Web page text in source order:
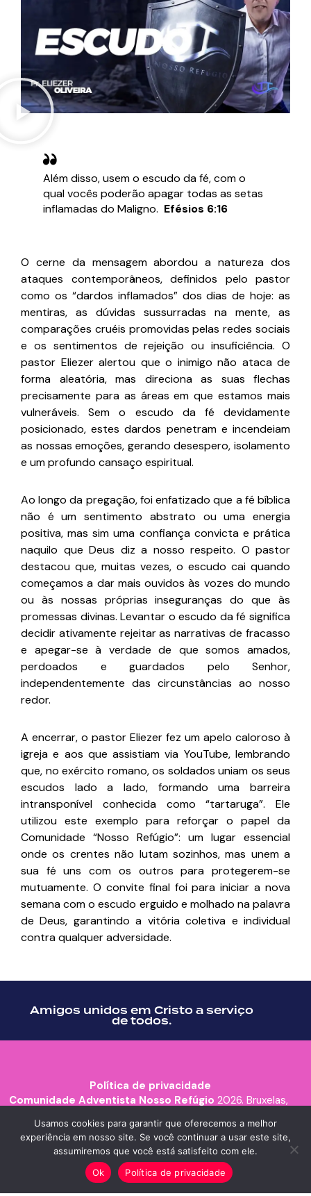
Além disso, usem o escudo da fé, com o
qual vocês poderão apagar todas as setas
inflamadas do Maligno. Efésios 6:16
O cerne da mensagem abordou a natureza dos
ataques contemporâneos, definidos pelo pastor
como os “dardos inflamados” dos dias de hoje: as
mentiras, as dúvidas sussurradas na mente, as
comparações cruéis promovidas pelas redes sociais
e os sentimentos de rejeição ou insuficiência. O
pastor Eliezer alertou que o inimigo não ataca de
forma aleatória, mas direciona as suas flechas
precisamente para as áreas em que estamos mais
vulneráveis. Sem o escudo da fé devidamente
posicionado, estes dardos penetram e incendeiam
as nossas emoções, gerando desespero, isolamento
e um profundo cansaço espiritual.
Ao longo da pregação, foi enfatizado que a fé bíblica
não é um sentimento abstrato ou uma energia
positiva, mas sim uma confiança convicta e prática
naquilo que Deus diz a nosso respeito. O pastor
destacou que, muitas vezes, o escudo cai quando
começamos a dar mais ouvidos às vozes do mundo
ou às nossas próprias inseguranças do que às
promessas divinas. Levantar o escudo da fé significa
decidir ativamente rejeitar as narrativas de fracasso
e apegar-se à verdade de que somos amados,
perdoados e guardados pelo Senhor,
independentemente das circunstâncias ao nosso
redor.
A encerrar, o pastor Eliezer fez um apelo caloroso à
igreja e aos que assistiam via YouTube, lembrando
que, no exército romano, os soldados uniam os seus
escudos lado a lado, formando uma barreira
intransponível conhecida como “tartaruga”. Ele
utilizou este exemplo para reforçar o papel da
Comunidade “Nosso Refúgio”: um lugar essencial
onde os crentes não lutam sozinhos, mas unem a
sua fé uns com os outros para protegerem-se
mutuamente. O convite final foi para iniciar a nova
semana com o escudo erguido e molhado na palavra
de Deus, garantindo a vitória coletiva e individual
contra qualquer adversidade.
Amigos unidos em Cristo a serviço
de todos.
Política de privacidade
Comunidade Adventista Nosso Refúgio 2026. Bruxelas,
Usamos cookies para garantir que oferecemos a melhor
experiência em nosso site. Se você continuar a usar este site,
assumiremos que você está satisfeito com ele.
Ok
Política de privacidade